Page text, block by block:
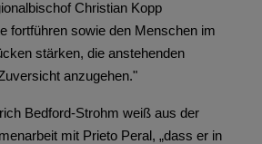
Christian Kopp
fortführen sowie den Menschen im
stärken, die anstehenden
anzugehen."
Bedford-Strohm weiß aus der
mit Prieto Peral, „dass er in